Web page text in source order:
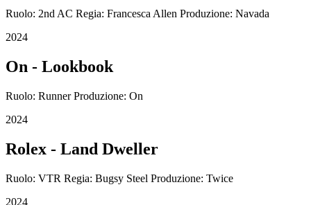
Ruolo: 2nd AC Regia: Francesca Allen Produzione: Navada
2024
On - Lookbook
Ruolo: Runner Produzione: On
2024
Rolex - Land Dweller
Ruolo: VTR Regia: Bugsy Steel Produzione: Twice
2024